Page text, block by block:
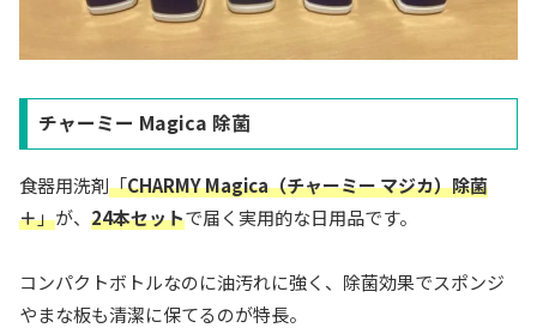
チャーミー Magica 除菌
食器用洗剤「CHARMY Magica（チャーミー マジカ）除菌
＋」が、 24本セットで届く実用的な日用品です。
コンパクトボトルなのに油汚れに強く、除菌効果でスポンジ
やまな板も清潔に保てるのが特長。